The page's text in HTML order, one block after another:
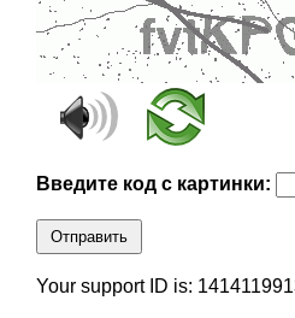
Введите код с картинки:
Отправить
Your support ID is: